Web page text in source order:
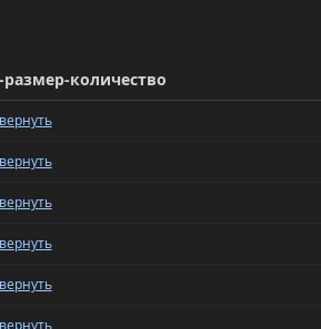
размер-количество